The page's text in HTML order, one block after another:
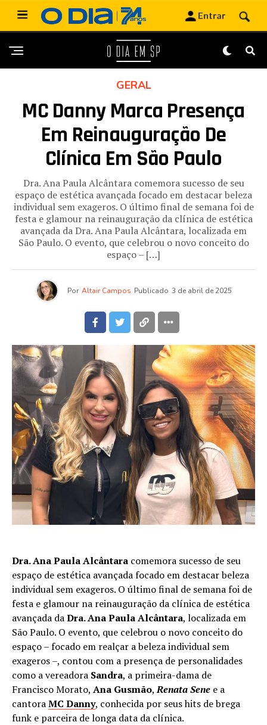
GERAL
MC Danny Marca Presença
Em Reinauguração De
Clínica Em São Paulo
Dra. Ana Paula Alcântara comemora sucesso de seu
espaço de estética avançada focado em destacar beleza
individual sem exageros. O último final de semana foi de
festa e glamour na reinauguração da clínica de estética
avançada da Dra. Ana Paula Alcântara, localizada em
São Paulo. O evento, que celebrou o novo conceito do
espaço – […]
Por Altair Campos Publicado 3 de abril de 2025
Dra. Ana Paula Alcântara comemora sucesso de seu
espaço de estética avançada focado em destacar beleza
individual sem exageros. O último final de semana foi de
festa e glamour na reinauguração da clínica de estética
avançada daDra. Ana Paula Alcântara, localizada em
São Paulo. O evento, que celebrou o novo conceito do
espaço – focado em realçar a beleza individual sem
exageros –, contou com a presença de personalidades
como a vereadora Sandra, a primeira-dama de
Francisco Morato, Ana Gusmão,Renata Sene e a
cantoraMC Danny, conhecida por seus hits de brega
funk e parceira de longa data da clínica.